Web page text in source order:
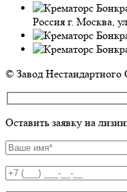
Россия г. Москва,
© Завод
Оставить заявку на